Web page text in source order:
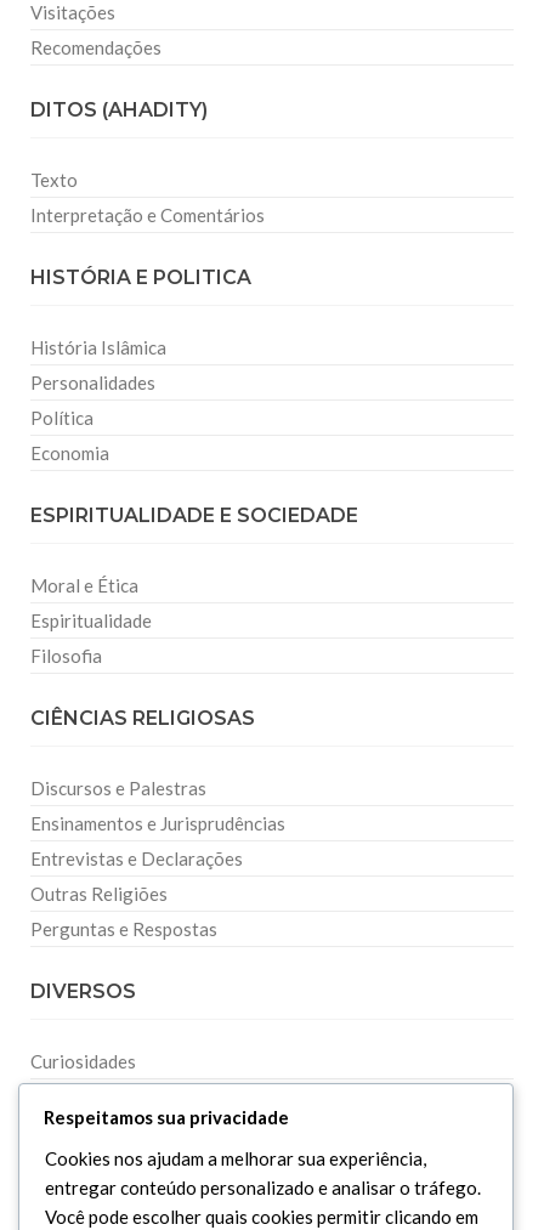
Visitações
Recomendações
DITOS (AHADITY)
Texto
Interpretação e Comentários
HISTÓRIA E POLITICA
História Islâmica
Personalidades
Política
Economia
ESPIRITUALIDADE E SOCIEDADE
Moral e Ética
Espiritualidade
Filosofia
CIÊNCIAS RELIGIOSAS
Discursos e Palestras
Ensinamentos e Jurisprudências
Entrevistas e Declarações
Outras Religiões
Perguntas e Respostas
DIVERSOS
Curiosidades
Downloads
Respeitamos sua privacidade
Cookies nos ajudam a melhorar sua experiência,
entregar conteúdo personalizado e analisar o tráfego.
Você pode escolher quais cookies permitir clicando em